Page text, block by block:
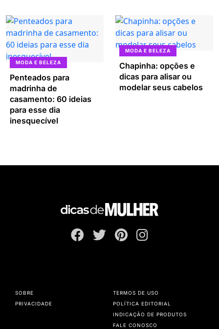
MODA E BELEZA
Penteados para
madrinha de
casamento: 60 ideias
para esse dia
inesquecível
MODA E BELEZA
Chapinha: opções e
dicas para alisar ou
modelar seus cabelos
SOBRE
PRIVACIDADE
TERMOS DE USO
POLÍTICA EDITORIAL
INDICAÇÃO DE PRODUTOS
FALE CONOSCO